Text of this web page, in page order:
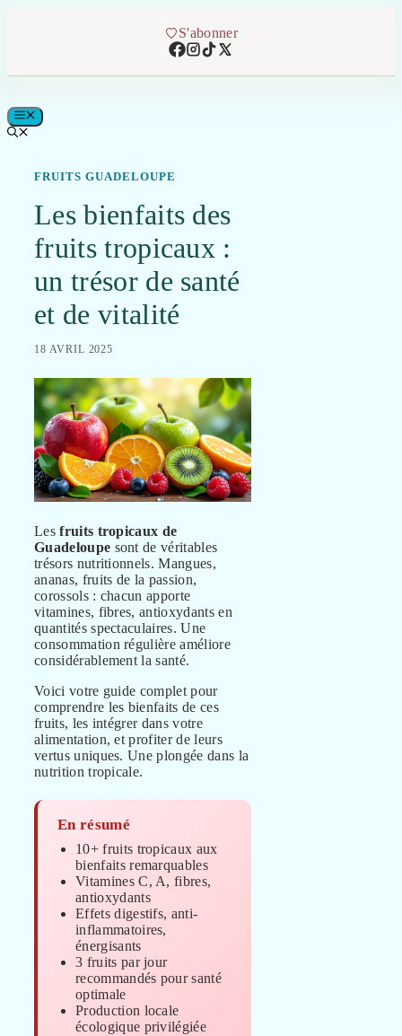
S'abonner
MENU
FRUITS GUADELOUPE
Les bienfaits des
fruits tropicaux :
un trésor de santé
et de vitalité
18 AVRIL 2025
Lesfruits tropicaux de
Guadeloupe sont de véritables
trésors nutritionnels. Mangues,
ananas, fruits de la passion,
corossols : chacun apporte
vitamines, fibres, antioxydants en
quantités spectaculaires. Une
consommation régulière améliore
considérablement la santé.
Voici votre guide complet pour
comprendre les bienfaits de ces
fruits, les intégrer dans votre
alimentation, et profiter de leurs
vertus uniques. Une plongée dans la
nutrition tropicale.
En résumé
10+ fruits tropicaux aux
bienfaits remarquables
Vitamines C, A, fibres,
antioxydants
Effets digestifs, anti-
inflammatoires,
énergisants
3 fruits par jour
recommandés pour santé
optimale
Production locale
écologique privilégiée